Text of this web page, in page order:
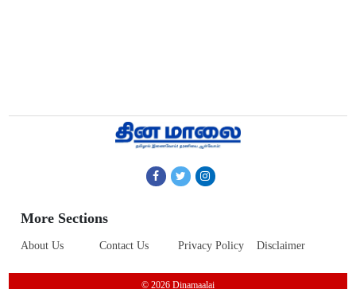
More Sections
About Us Contact Us Privacy Policy Disclaimer
© 2026 Dinamaalai